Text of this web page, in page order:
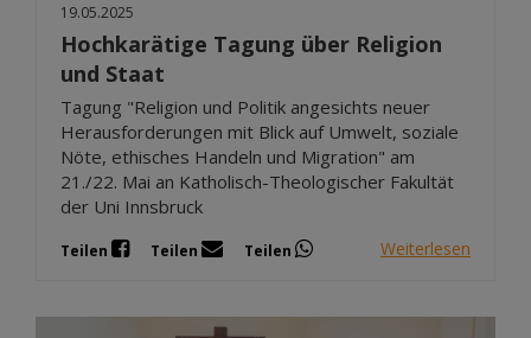
19.05.2025
Hochkarätige Tagung über Religion
und Staat
Tagung "Religion und Politik angesichts neuer
Herausforderungen mit Blick auf Umwelt, soziale
Nöte, ethisches Handeln und Migration" am
21./22. Mai an Katholisch-Theologischer Fakultät
der Uni Innsbruck
Teilen Teilen Teilen Weiterlesen